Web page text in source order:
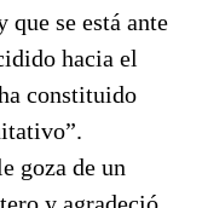
que se está ante
hacia el
constituido
goza de un